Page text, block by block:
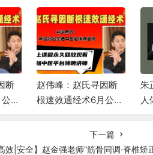
断
益
朱正飞：骨韵筋柔—
人体架构平衡6月公益
何
方
下一篇
效|安全】赵金强老师“筋骨同调·脊椎矫正”之落枕、坐骨神